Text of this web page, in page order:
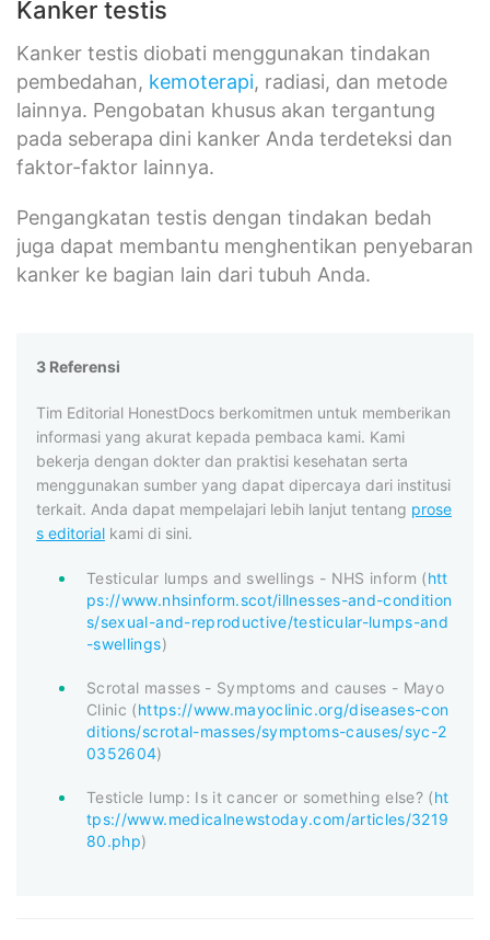
Kanker testis
Kanker testis diobati menggunakan tindakan
pembedahan, kemoterapi, radiasi, dan metode
lainnya. Pengobatan khusus akan tergantung
pada seberapa dini kanker Anda terdeteksi dan
faktor-faktor lainnya.
Pengangkatan testis dengan tindakan bedah
juga dapat membantu menghentikan penyebaran
kanker ke bagian lain dari tubuh Anda.
3 Referensi
Tim Editorial HonestDocs berkomitmen untuk memberikan
informasi yang akurat kepada pembaca kami. Kami
bekerja dengan dokter dan praktisi kesehatan serta
menggunakan sumber yang dapat dipercaya dari institusi
terkait. Anda dapat mempelajari lebih lanjut tentang prose
s editorial kami di sini.
Testicular lumps and swellings - NHS inform (htt
ps://www.nhsinform.scot/illnesses-and-condition
s/sexual-and-reproductive/testicular-lumps-and
-swellings)
Scrotal masses - Symptoms and causes - Mayo
Clinic (https://www.mayoclinic.org/diseases-con
ditions/scrotal-masses/symptoms-causes/syc-2
0352604)
Testicle lump: Is it cancer or something else? (ht
tps://www.medicalnewstoday.com/articles/3219
80.php)